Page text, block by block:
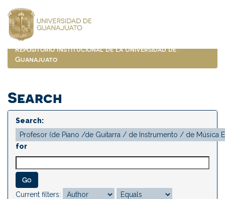
navigation
Repositorio Institucional de la Universidad de
Guanajuato
Search
Search:
for
Current filters: